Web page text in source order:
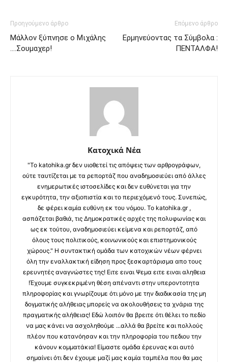
Προηγούμενο άρθρο
Μάλλον ξύπνησε ο Μιχάλης
….Σουμαχερ!
Επόμενο άρθρο
Ερμηνεύοντας τα Σύμβολα :
ΠΕΝΤΑΛΦΑ!
Κατοχικά Νέα
"Το katohika.gr δεν υιοθετεί τις απόψεις των αρθρογράφων,
ούτε ταυτίζεται με τα ρεπορτάζ που αναδημοσιεύει από άλλες
ενημερωτικές ιστοσελίδες και δεν ευθύνεται για την
εγκυρότητα, την αξιοπιστία και το περιεχόμενό τους. Συνεπώς,
δε φέρει καμία ευθύνη εκ του νόμου. Το katohika.gr ,
ασπάζεται βαθιά, τις Δημοκρατικές αρχές της πολυφωνίας και
ως εκ τούτου, αναδημοσιεύει κείμενα και ρεπορτάζ, από
όλους τους πολιτικούς, κοινωνικούς και επιστημονικούς
χώρους." Η συντακτική ομάδα των κατοχικών νέων φέρνει
όλη την εναλλακτική είδηση προς ξεσκαρτάρισμα απο τους
ερευνητές αναγνώστες της! Ειτε ειναι Ψεμα ειτε ειναι αληθεια
!Έχουμε συγκεκριμένη θέση απέναντι στην υπεροντοτητα
πληροφορίας και γνωρίζουμε ότι μόνο με την διαδικασία της μη
δογματικής αλήθειας μπορείς να ακολουθήσεις τα χνάρια της
πραγματικής αλήθειας! Εδώ λοιπόν θα βρειτε ότι θέλει το πεδίο
να μας κάνει να ασχοληθούμε ...αλλά θα βρείτε και πολλούς
πλέον που κατανόησαν και την πληροφορία του πεδιου την
κάνουν κομματάκια! Είμαστε ομάδα έρευνας και αυτό
σημαίνει ότι δεν έχουμε μαζί μας καμία ταμπέλα που θα μας